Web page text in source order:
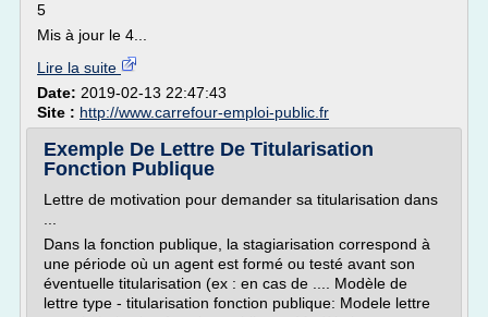
5
Mis à jour le 4...
Lire la suite
Date: 2019-02-13 22:47:43
Site : http://www.carrefour-emploi-public.fr
Exemple De Lettre De Titularisation
Fonction Publique
Lettre de motivation pour demander sa titularisation dans
Dans la fonction publique, la stagiarisation correspond à
une période où un agent est formé ou testé avant son
éventuelle titularisation (ex : en cas de .... Modèle de
lettre type - titularisation fonction publique: Modele lettre